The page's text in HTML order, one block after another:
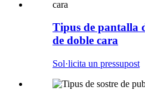
Tipus de pantalla
de doble cara
Sol·licita un pressupost